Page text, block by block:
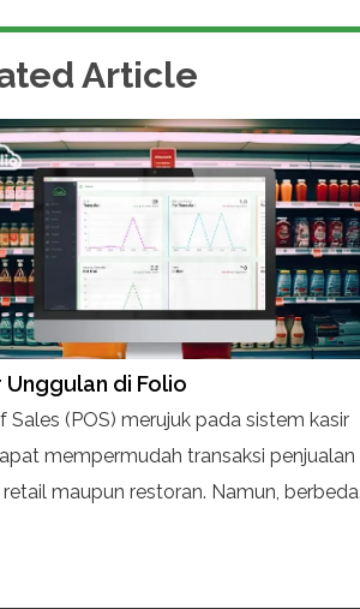
Article
Unggulan di Folio
Sales (POS) merujuk pada sistem kasir
mempermudah transaksi penjualan
maupun restoran. Namun, berbeda